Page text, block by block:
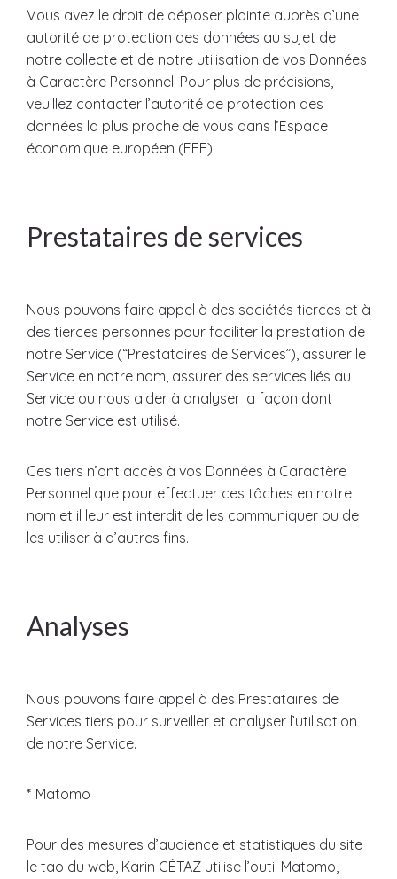
Vous avez le droit de déposer plainte auprès d’une
autorité de protection des données au sujet de
notre collecte et de notre utilisation de vos Données
à Caractère Personnel. Pour plus de précisions,
veuillez contacter l’autorité de protection des
données la plus proche de vous dans l’Espace
économique européen (EEE).
Prestataires de services
Nous pouvons faire appel à des sociétés tierces et à
des tierces personnes pour faciliter la prestation de
notre Service (“Prestataires de Services”), assurer le
Service en notre nom, assurer des services liés au
Service ou nous aider à analyser la façon dont
notre Service est utilisé.
Ces tiers n’ont accès à vos Données à Caractère
Personnel que pour effectuer ces tâches en notre
nom et il leur est interdit de les communiquer ou de
les utiliser à d’autres fins.
Analyses
Nous pouvons faire appel à des Prestataires de
Services tiers pour surveiller et analyser l’utilisation
de notre Service.
* Matomo
Pour des mesures d’audience et statistiques du site
le tao du web, Karin GÉTAZ utilise l’outil Matomo,